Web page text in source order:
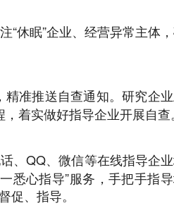
“休眠”企业、经营异常主体
准推送自查通知。研究企
着实做好指导企业开展自查。
、QQ、微信等在线指导企
悉心指导”服务，手把手指
、指导。